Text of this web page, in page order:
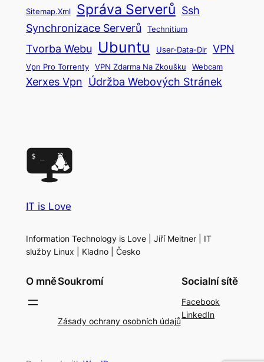
Sitemap.xml Správa Serverů Ssh
Synchronizace Serverů
Technitium
Tvorba Webu Ubuntu User-Data-Dir VPN
Vpn Pro Torrenty VPN Zdarma Na Zkoušku Webcam
Xerxes Vpn Údržba Webových Stránek
IT is Love
Information Technology is Love | Jiří Meitner | IT
služby Linux | Kladno | Česko
O mněSoukromí
Zásady ochrany osobních údajů
Socialní sítě
Facebook
LinkedIn